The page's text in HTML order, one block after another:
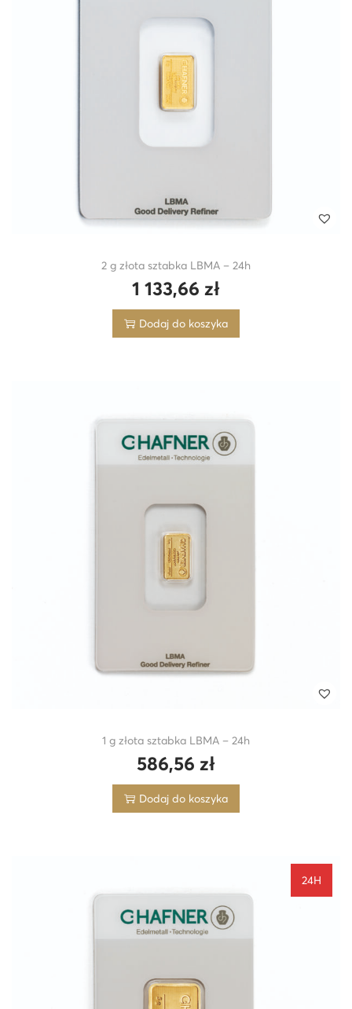
n
2 g złota sztabka LBMA – 24h
1 133,66 zł
Dodaj do koszyka
1 g złota sztabka LBMA – 24h
586,56 zł
Dodaj do koszyka
24H